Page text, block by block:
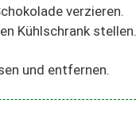
verzieren.
Kühlschrank stellen.
und entfernen.